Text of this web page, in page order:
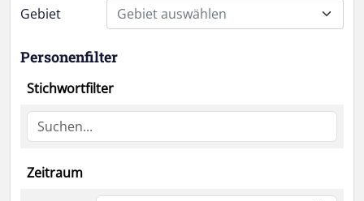
Gebiet Gebiet auswählen
Personenfilter
Stichwortfilter
Zeitraum